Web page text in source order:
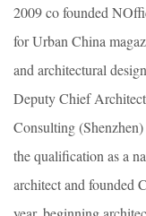
2009 co founded
for Urban China
and architectural
Deputy Chief
Consulting
the qualification as a
architect and founded